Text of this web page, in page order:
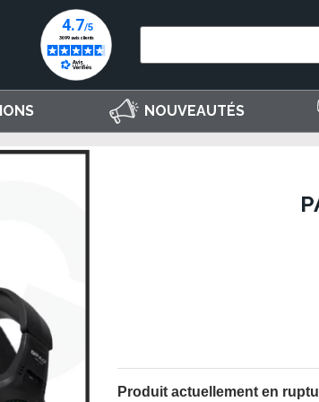
NOUVEAUTÉS
Produit actuellement en